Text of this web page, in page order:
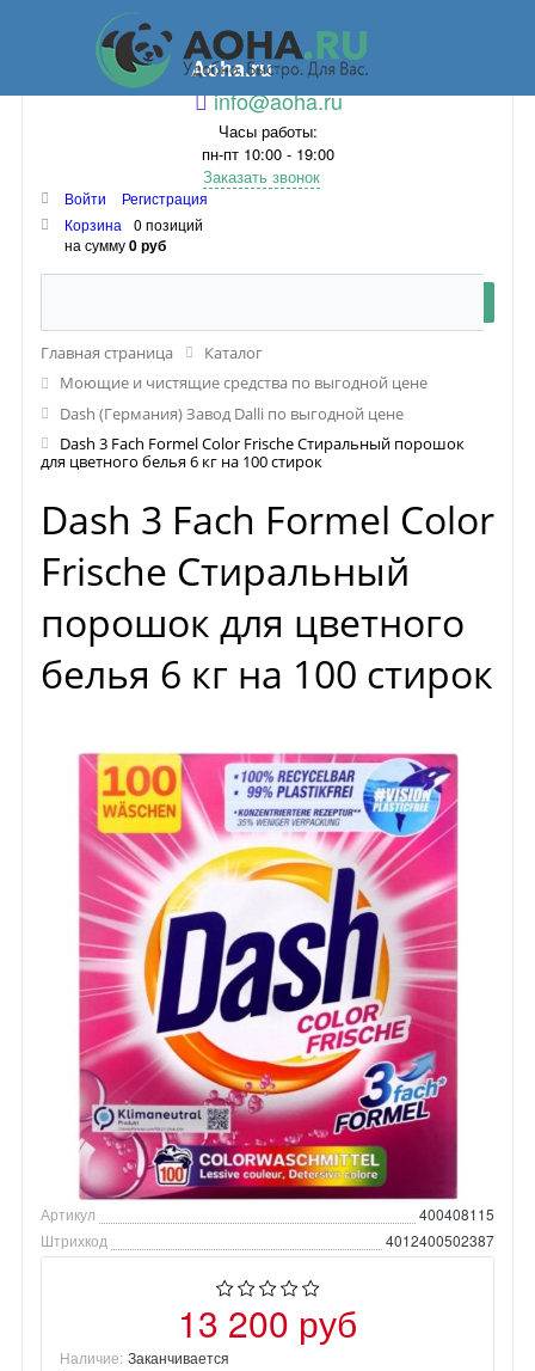
Aoha.ru
info@aoha.ru
Часы работы:
пн-пт 10:00 - 19:00
Заказать звонок
Войти
Регистрация
Корзина
0 позиций
на сумму0 руб
Главная страница
Каталог
Моющие и чистящие средства по выгодной цене
Dash (Германия) Завод Dalli по выгодной цене
Dash 3 Fach Formel Color Frische Стиральный порошок
для цветного белья 6 кг на 100 стирок
Dash 3 Fach Formel Color
Frische Стиральный
порошок для цветного
белья 6 кг на 100 стирок
Артикул
400408115
Штрихкод
4012400502387
13 200 руб
Наличие: Заканчивается